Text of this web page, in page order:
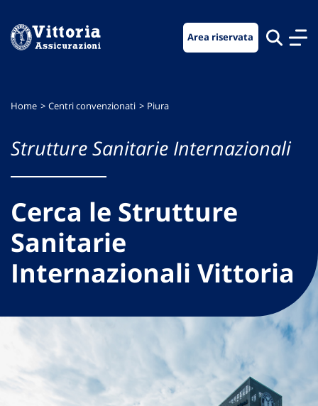
menu
contenuto
footer
Area riservata
Home Centri convenzionati Piura
Strutture Sanitarie Internazionali
Cerca le Strutture
Sanitarie
Internazionali Vittoria